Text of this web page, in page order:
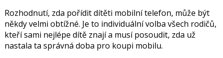
Rozhodnutí, zda pořídit dítěti mobilní telefon, může být
někdy velmi obtížné. Je to individuální volba všech rodičů,
kteří sami nejlépe dítě znají a musí posoudit, zda už
nastala ta správná doba pro koupi mobilu.